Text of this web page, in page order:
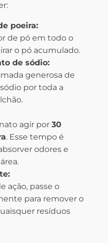
poeira:
de pó em todo o
o pó acumulado.
de sódio:
generosa de
por toda a
agir por 30
. Esse tempo é
odores e
ação, passe o
para remover o
resíduos